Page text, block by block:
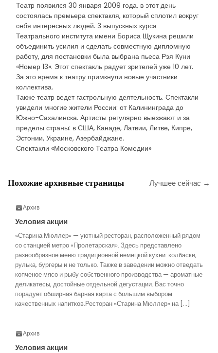
Театр появился 30 января 2009 года, в этот день
состоялась премьера спектакля, который сплотил вокруг
себя интересных людей. 3 выпускных курса
Театрального института имени Бориса Щукина решили
объединить усилия и сделать совместную дипломную
работу, для постановки была выбрана пьеса Рэя Куни
«Номер 13». Этот спектакль радует зрителей уже 10 лет.
За это время к театру примкнули новые участники
коллектива.
Также театр ведет гастрольную деятельность. Спектакли
увидели многие жители России: от Калининграда до
Южно-Сахалинска. Артисты регулярно выезжают и за
пределы страны: в США, Канаде, Латвии, Литве, Кипре,
Эстонии, Украине, Азербайджане.
Спектакли «Московского Театра Комедии»
Похожие архивные страницы Лучшее сейчас →
Архив
Условия акции
«Старина Мюллер» — уютный ресторан, расположенный рядом
со станцией метро «Пролетарская». Здесь представлено
разнообразное меню традиционной немецкой кухни: колбаски,
рулька, бургеры и не только. Также в заведении можно отведать
копченое мясо и рыбу собственного производства — ароматные
деликатесы, достойные отдельной дегустации. Вас точно
порадует обширная барная карта с большим выбором
качественных напитков.Ресторан «Старина Мюллер» на […]
Архив
Условия акции